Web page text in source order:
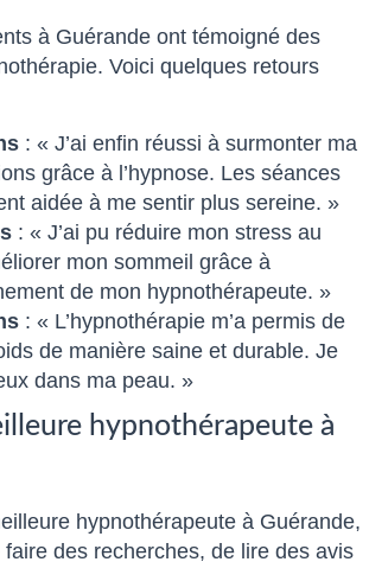
à Guérande ont témoigné des
Voici quelques retours
: « J’ai enfin réussi à surmonter ma
grâce à l’hypnose. Les séances
aidée à me sentir plus sereine. »
: « J’ai pu réduire mon stress au
mon sommeil grâce à
de mon hypnothérapeute. »
: « L’hypnothérapie m’a permis de
de manière saine et durable. Je
dans ma peau. »
hypnothérapeute à
hypnothérapeute à Guérande,
des recherches, de lire des avis